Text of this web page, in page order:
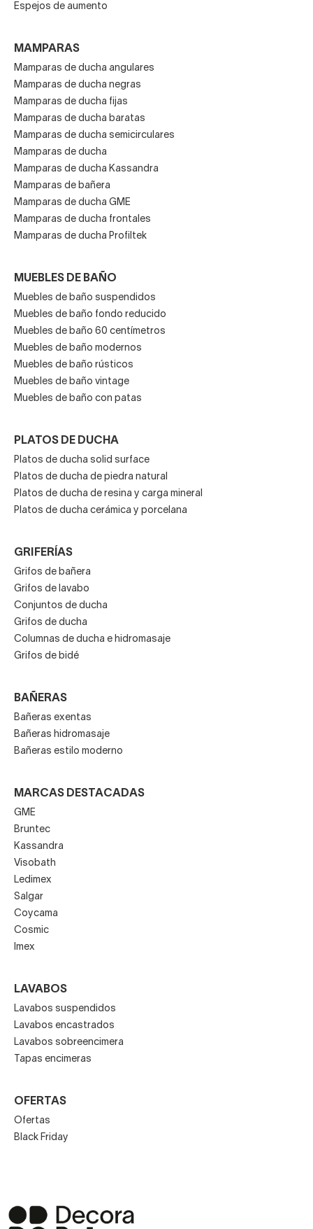
Espejos de aumento
MAMPARAS
Mamparas de ducha angulares
Mamparas de ducha negras
Mamparas de ducha fijas
Mamparas de ducha baratas
Mamparas de ducha semicirculares
Mamparas de ducha
Mamparas de ducha Kassandra
Mamparas de bañera
Mamparas de ducha GME
Mamparas de ducha frontales
Mamparas de ducha Profiltek
MUEBLES DE BAÑO
Muebles de baño suspendidos
Muebles de baño fondo reducido
Muebles de baño 60 centímetros
Muebles de baño modernos
Muebles de baño rústicos
Muebles de baño vintage
Muebles de baño con patas
PLATOS DE DUCHA
Platos de ducha solid surface
Platos de ducha de piedra natural
Platos de ducha de resina y carga mineral
Platos de ducha cerámica y porcelana
GRIFERÍAS
Grifos de bañera
Grifos de lavabo
Conjuntos de ducha
Grifos de ducha
Columnas de ducha e hidromasaje
Grifos de bidé
BAÑERAS
Bañeras exentas
Bañeras hidromasaje
Bañeras estilo moderno
MARCAS DESTACADAS
GME
Bruntec
Kassandra
Visobath
Ledimex
Salgar
Coycama
Cosmic
Imex
LAVABOS
Lavabos suspendidos
Lavabos encastrados
Lavabos sobreencimera
Tapas encimeras
OFERTAS
Ofertas
Black Friday